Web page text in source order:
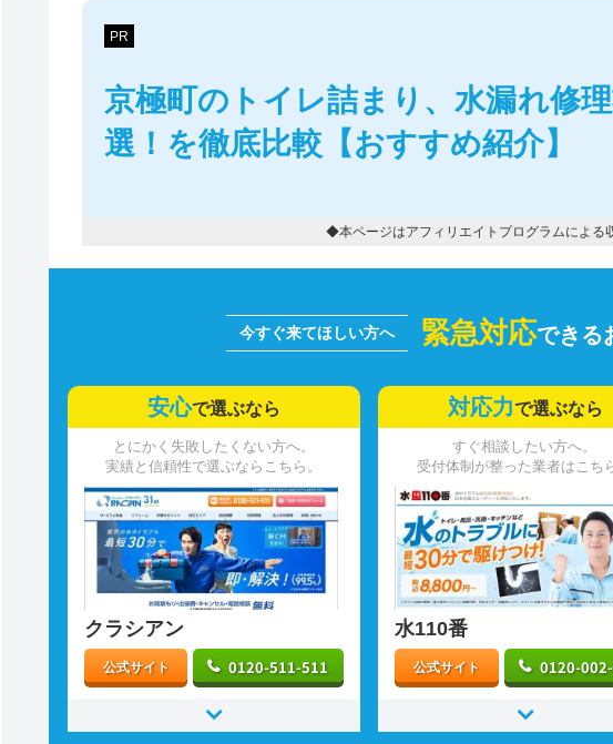
PR
京極町のトイレ詰まり、水漏れ修
選！を徹底比較【おすすめ紹介】
◆本ページはアフィリエイトプログラムによる
緊急対応できる
安心で選ぶなら
とにかく失敗したくない方へ。
実績と信頼性で選ぶならこちら。
クラシアン
公式サイト 0120-511-511
対応力で選ぶなら
すぐ相談したい方へ。
受付体制が整った業者はこち
水110番
公式サイト 0120-